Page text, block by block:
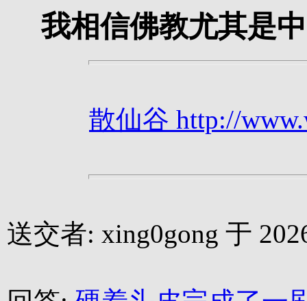
我相信佛教尤其是
散仙谷 http://
送交者: xing0gong 于